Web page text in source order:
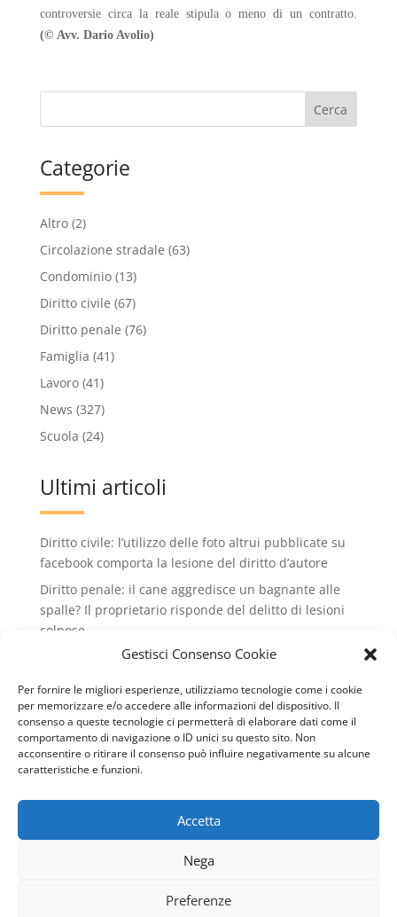
Gestisci Consenso Cookie
Per fornire le migliori esperienze, utilizziamo tecnologie come i cookie
per memorizzare e/o accedere alle informazioni del dispositivo. Il
consenso a queste tecnologie ci permetterà di elaborare dati come il
comportamento di navigazione o ID unici su questo sito. Non
acconsentire o ritirare il consenso può influire negativamente su alcune
caratteristiche e funzioni.
Accetta
Nega
Preferenze
controversie circa la reale stipula o meno di un contratto.
(© Avv. Dario Avolio)
Categorie
Altro(2)
Circolazione stradale (63)
Condominio(13)
Diritto civile (67)
Diritto penale (76)
Famiglia (41)
Lavoro(41)
News (327)
Scuola (24)
Ultimi articoli
Diritto civile: l’utilizzo delle foto altrui pubblicate su
facebook comporta la lesione del diritto d’autore
Diritto penale: il cane aggredisce un bagnante alle
spalle? Il proprietario risponde del delitto di lesioni
colpose.
Condominio: no all'installazione di condizionatori
Lavoro: valido il licenziamento intimato via wathsApp
Diritto civile: il conduttore può recedere dal contratto
di locazione se il cane del vicino abbaia
continuamente
Copyright © 2007-2024 Studio Legale Avv. Dario
Web Design & SEO byGenesi.it